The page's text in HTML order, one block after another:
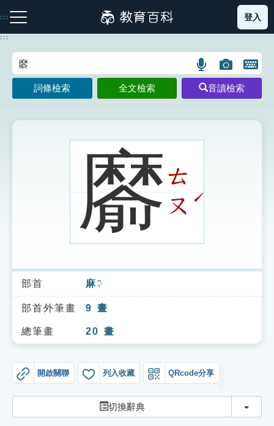
到
主
:::
注音索引圖示 筆畫索引圖示 部首索引表圖示
索引選單
知識索引
單字索引
登入
:::
語
言
搜
示
圖
片
搜
開
鍵
圖
詞條檢索 全文檢索 音讀檢索
䵉ㄊ
ㄡˊ
部首 麻ㄇㄚˊ
部首外筆畫 9 畫
總筆畫 20 畫
開啟關聯 列入收藏 QRcode分享
切換辭典 切換